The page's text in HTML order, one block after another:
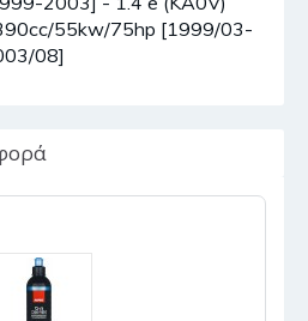
55kw/75hp [1999/03-
08]